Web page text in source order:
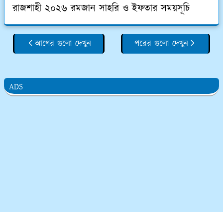
রাজশাহী ২০২৬ রমজান সাহরি ও ইফতার সময়সূচি
আগের গুলো দেখুন পরের গুলো দেখুন
ADS